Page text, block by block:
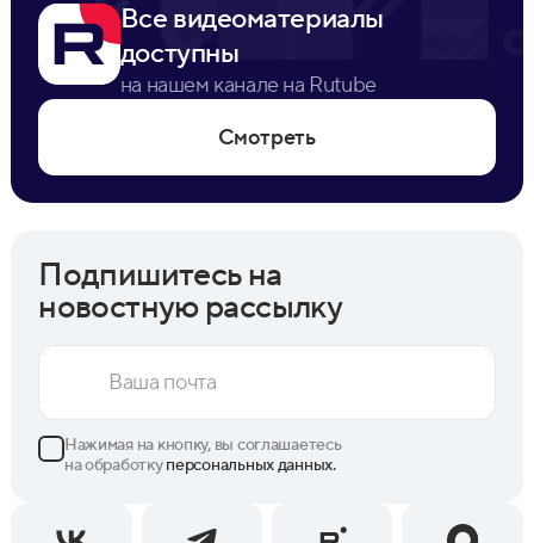
Все видеоматериалы
доступны
на нашем канале на Rutube
Смотреть
Подпишитесь на
новостную рассылку
Нажимая на кнопку, вы соглашаетесь
на обработкуперсональных данных.